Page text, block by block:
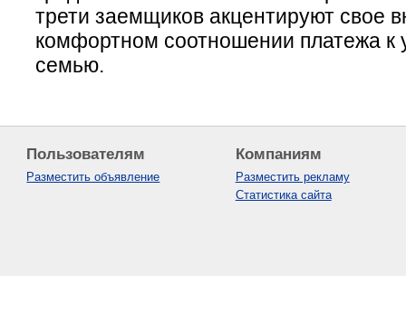
трети заемщиков акцентируют свое
комфортном соотношении платежа к
семью.
Пользователям
Разместить объявление
Компаниям
Разместить рекламу
Статистика сайта